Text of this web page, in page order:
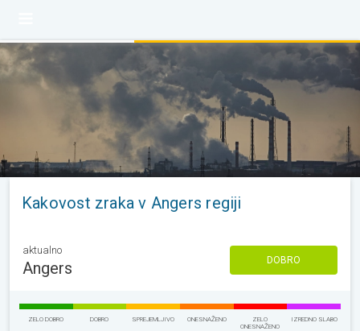
Kakovost zraka v Angers regiji
aktualno
Angers DOBRO
ZELO DOBRO DOBRO SPREJEMLJIVO ONESNAŽENO
ZELO
ONESNAŽENO
IZREDNO SLABO